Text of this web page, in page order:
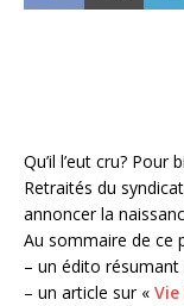
Qu’il l’eut cru?
Retraités du
annoncer la
Au sommaire de ce
– un édito
– un article sur «